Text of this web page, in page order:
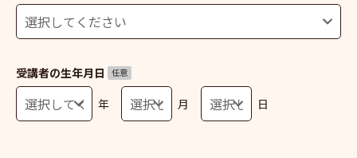
受講者の生年月日 任意
年 月 日